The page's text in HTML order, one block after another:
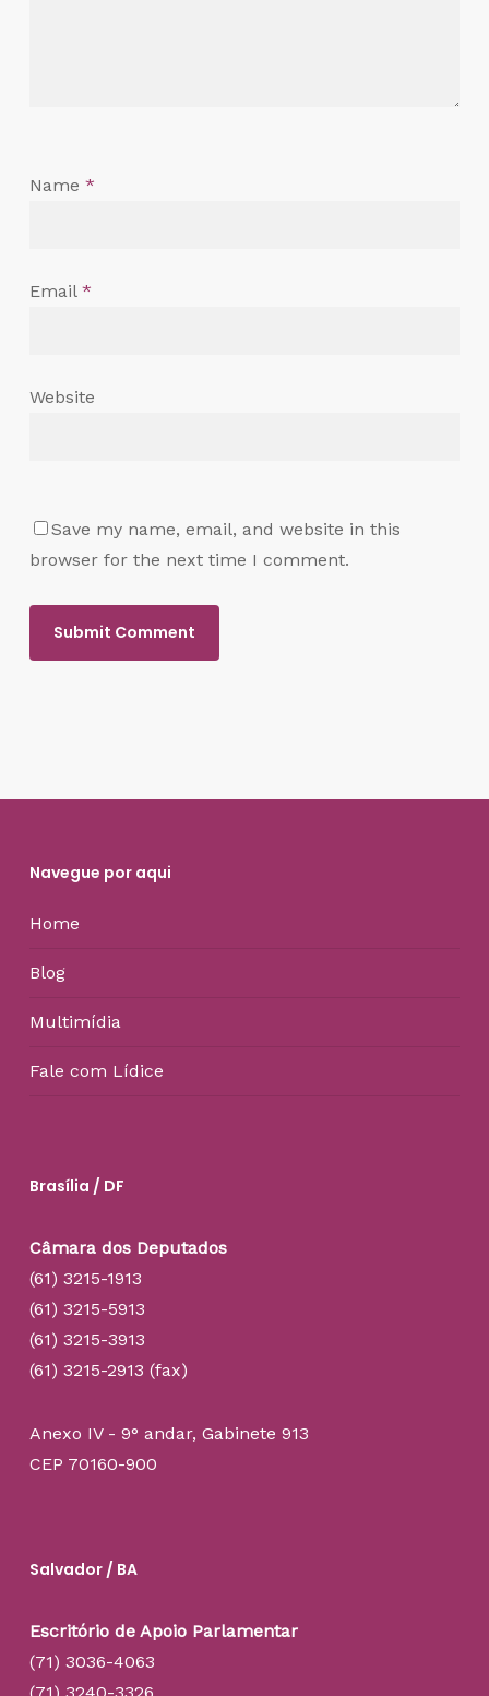
Name *
Email *
Website
Save my name, email, and website in this
browser for the next time I comment.
Navegue por aqui
Home
Blog
Multimídia
Fale com Lídice
Brasília / DF
Câmara dos Deputados
(61) 3215-1913
(61) 3215-5913
(61) 3215-3913
(61) 3215-2913 (fax)
Anexo IV - 9° andar, Gabinete 913
CEP 70160-900
Salvador / BA
Escritório de Apoio Parlamentar
(71) 3036-4063